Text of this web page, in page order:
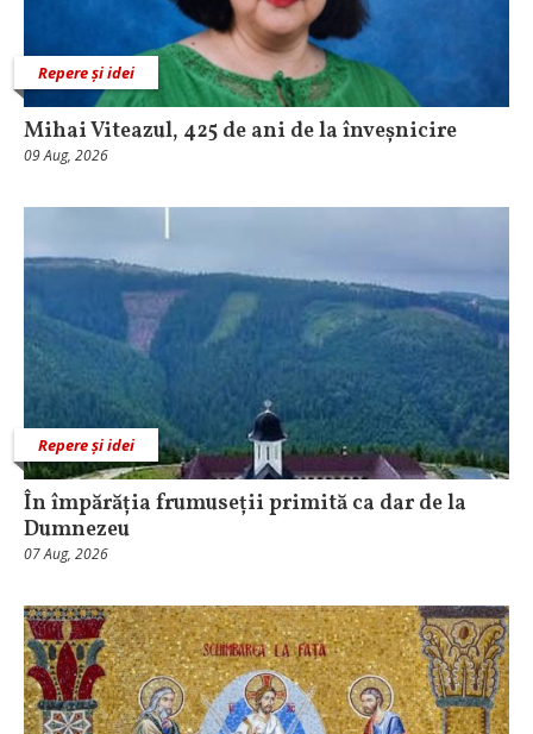
Repere și idei
Mihai Viteazul, 425 de ani de la înveșnicire
09 Aug, 2026
Repere și idei
În împărăția frumuseții primită ca dar de la
Dumnezeu
07 Aug, 2026